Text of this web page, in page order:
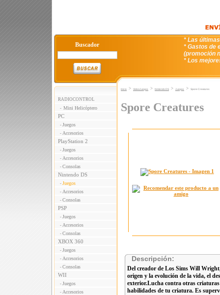
Buscador
* Las
* Gastos de
(promoción
* Los
RADIOCONTROL
- Mini Helicóptero
PC
- Juegos
- Accesorios
PlayStation 2
- Juegos
- Accesorios
- Consolas
Nintendo DS
- Juegos
- Accesorios
- Consolas
PSP
- Juegos
- Accesorios
- Consolas
XBOX 360
- Juegos
- Accesorios
- Consolas
WII
- Juegos
- Accesorios
Inicio > VideoJuegos > Nintendo DS > Juegos > Spore Creatures
Spore Creatures
Descripción:
Del creador de Los Sims Will
origen y la evolución de la vida, el
exterior.Lucha contra otras
habilidades de tu criatura. Es